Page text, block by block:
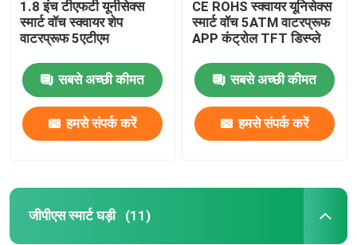
1.8 इंच टीएफटी यूनीसेक्स
स्मार्ट वॉच स्क्वायर शेप
वाटरप्रूफ 5एटीएम
सबसे अच्छी कीमत
हमसे संपर्क करें
CE ROHS स्क्वायर यूनिसेक्स
स्मार्ट वॉच 5ATM वाटरप्रूफ
APP कंट्रोल TFT डिस्प्ले
सबसे अच्छी कीमत
हमसे संपर्क करें
जीपीएस स्मार्ट घड़ी (11)